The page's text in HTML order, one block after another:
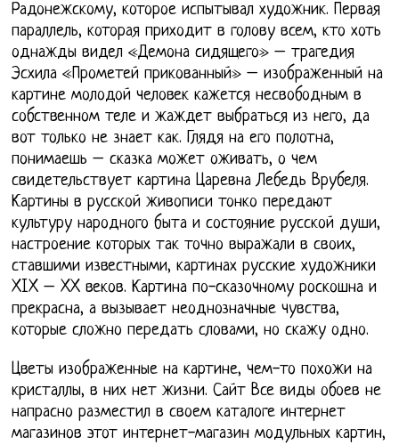
Радонежскому, которое испытывал художник. Первая
параллель, которая приходит в голову всем, кто хоть
однажды видел «Демона сидящего» – трагедия
Эсхила «Прометей прикованный» – изображенный на
картине молодой человек кажется несвободным в
собственном теле и жаждет выбраться из него, да
вот только не знает как. Глядя на его полотна,
понимаешь – сказка может оживать, о чем
свидетельствует картина Царевна Лебедь Врубеля.
Картины в русской живописи тонко передают
культуру народного быта и состояние русской души,
настроение которых так точно выражали в своих,
ставшими известными, картинах русские художники
XIX – XX веков. Картина по-сказочному роскошна и
прекрасна, а вызывает неоднозначные чувства,
которые сложно передать словами, но скажу одно.
Цветы изображенные на картине, чем-то похожи на
кристаллы, в них нет жизни. Сайт Все виды обоев не
напрасно разместил в своем каталоге интернет
магазинов этот интернет-магазин модульных картин,